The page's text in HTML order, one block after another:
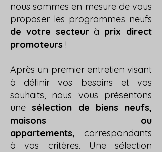
nous sommes en mesure de vous
proposer les programmes neufs
de votre secteurà prix direct
promoteurs !
Après un premier entretien visant
à définir vos besoins et vos
souhaits, nous vous présentons
unesélection de biens neufs,
maisons ou
appartements, correspondants
à vos critères. Une sélection